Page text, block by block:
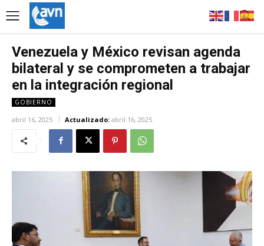
Venezuela y México revisan agenda
bilateral y se comprometen a trabajar
en la integración regional
GOBIERNO
abril 16, 2025 Actualizado: abril 16, 2025